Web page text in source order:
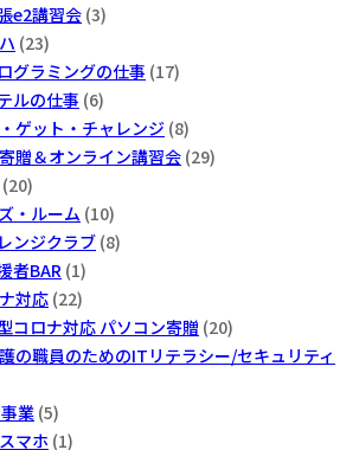
e2講習会 (3)
(23)
グラミングの仕事 (17)
ルの仕事 (6)
ゲット・チャレンジ (8)
贈＆オンライン講習会 (29)
(20)
・ルーム (10)
ンジクラブ (8)
者BAR (1)
対応 (22)
コロナ対応 パソコン寄贈 (20)
の職員のためのITリテラシー/セキュリティ
業 (5)
マホ (1)